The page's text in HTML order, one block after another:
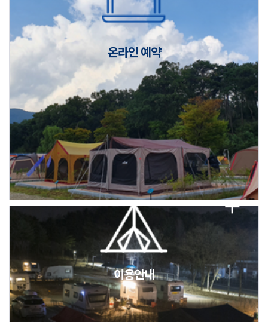
2026년 5월 캠핑장 안점 점검의 날 변경 안내
캠핑장(9월1일~6일) 미운영 공지
2026년 5월 캠핑장 안점 점검의 날 변경 안내
캠핑장(9월1일~6일) 미운영 공지
2026년 5월 캠핑장 안점 점검의 날 변경 안내
캠핑장(9월1일~6일) 미운영 공지
온라인 예약
이용안내